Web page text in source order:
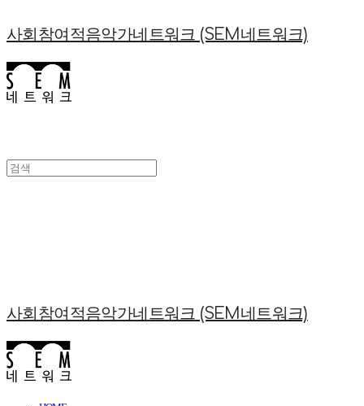
사회참여적음악가네트워크 (SEM네트워크)
사회참여적음악가네트워크 (SEM네트워크)